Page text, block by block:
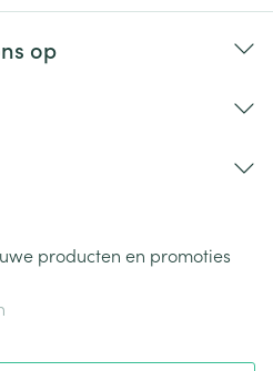
op
producten en promoties